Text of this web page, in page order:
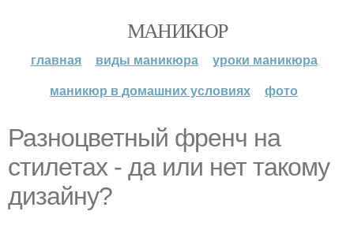
МАНИКЮР
главная виды маникюра
уроки маникюра
маникюр в домашних условиях
фото
Разноцветный френч на
стилетах - да или нет такому
дизайну?